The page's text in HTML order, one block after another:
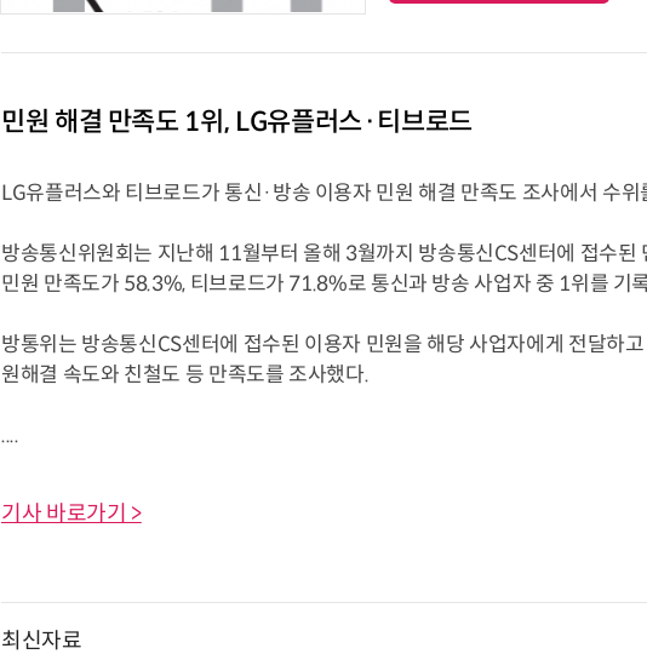
민원 해결 만족도 1위, LG유플러스·티브로드
LG유플러스와 티브로드가 통신·방송 이용자 민원 해결 만족도 조사에서 수위
방송통신위원회는 지난해 11월부터 올해 3월까지 방송통신CS센터에 접수
민원 만족도가 58.3%, 티브로드가 71.8%로 통신과 방송 사업자 중 1위를 기
방통위는 방송통신CS센터에 접수된 이용자 민원을 해당 사업자에게 전달하
원해결 속도와 친철도 등 만족도를 조사했다.
....
기사 바로가기 >
최신자료